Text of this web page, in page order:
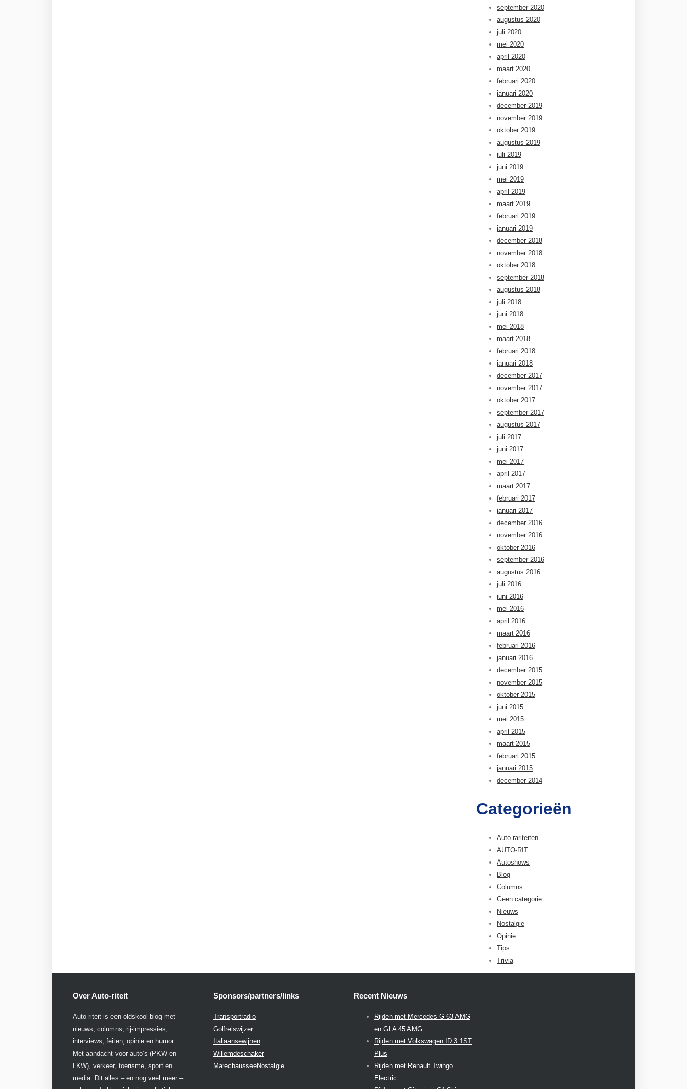
september 2020
augustus 2020
juli 2020
mei 2020
april 2020
maart 2020
februari 2020
januari 2020
december 2019
november 2019
oktober 2019
augustus 2019
juli 2019
juni 2019
mei 2019
april 2019
maart 2019
februari 2019
januari 2019
december 2018
november 2018
oktober 2018
september 2018
augustus 2018
juli 2018
juni 2018
mei 2018
maart 2018
februari 2018
januari 2018
december 2017
november 2017
oktober 2017
september 2017
augustus 2017
juli 2017
juni 2017
mei 2017
april 2017
maart 2017
februari 2017
januari 2017
december 2016
november 2016
oktober 2016
september 2016
augustus 2016
juli 2016
juni 2016
mei 2016
april 2016
maart 2016
februari 2016
januari 2016
december 2015
november 2015
oktober 2015
juni 2015
mei 2015
april 2015
maart 2015
februari 2015
januari 2015
december 2014
Categorieën
Auto-rariteiten
AUTO-RIT
Autoshows
Blog
Columns
Geen categorie
Nieuws
Nostalgie
Opinie
Tips
Trivia
Over Auto-riteit
Auto-riteit is een oldskool blog met
nieuws, columns, rij-impressies,
interviews, feiten, opinie en humor…
Met aandacht voor auto’s (PKW en
LKW), verkeer, toerisme, sport en
media. Dit alles – en nog veel meer –
Sponsors/partners/links
Transportradio
Golfreiswijzer
Italiaansewijnen
Willemdeschaker
MarechausseeNostalgie
Recent Nieuws
Rijden met Mercedes G 63 AMG
en GLA 45 AMG
Rijden met Volkswagen ID.3 1ST
Plus
Rijden met Renault Twingo
Electric